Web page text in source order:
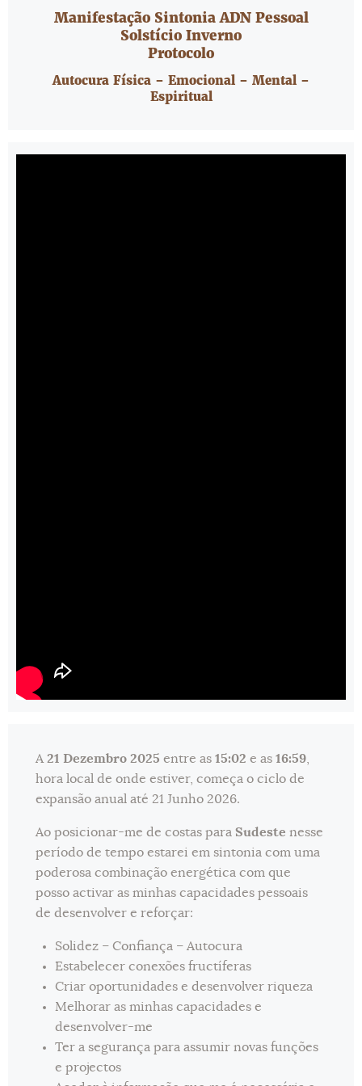
Manifestação Sintonia ADN Pessoal
Solstício Inverno
Protocolo
Autocura Física – Emocional – Mental –
Espiritual
A 21 Dezembro 2025 entre as15:02 e as16:59
hora local de onde estiver, começa o ciclo de
expansão anual até 21 Junho 2026.
Ao posicionar-me de costas paraSudeste nesse
período de tempo estarei em sintonia com uma
poderosa combinação energética com que
posso activar as minhas capacidades pessoais
de desenvolver e reforçar:
Solidez – Confiança – Autocura
Estabelecer conexões fructíferas
Criar oportunidades e desenvolver riqueza
Melhorar as minhas capacidades e
desenvolver-me
Ter a segurança para assumir novas funções
e projectos